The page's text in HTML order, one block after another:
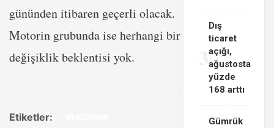
gününden itibaren geçerli olacak.
Motorin grubunda ise herhangi bir
değişiklik beklentisi yok.
Etiketler:
3
Dış
ticaret
açığı,
ağustosta
yüzde
168 arttı
Gümrük